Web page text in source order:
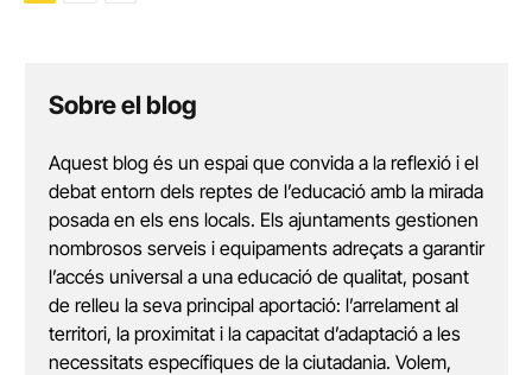
Sobre el blog
Aquest blog és un espai que convida a la reflexió i el
debat entorn dels reptes de l’educació amb la mirada
posada en els ens locals. Els ajuntaments gestionen
nombrosos serveis i equipaments adreçats a garantir
l’accés universal a una educació de qualitat, posant
de relleu la seva principal aportació: l’arrelament al
territori, la proximitat i la capacitat d’adaptació a les
necessitats específiques de la ciutadania. Volem,